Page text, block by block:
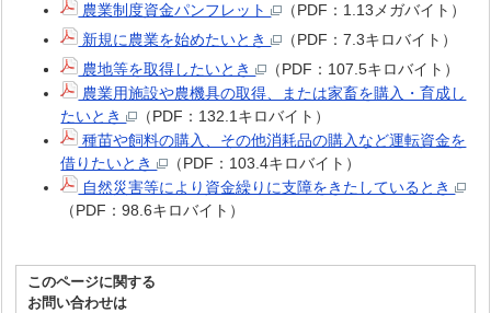
農業制度資金パンフレット
（PDF：1.13メガバイト）
新規に農業を始めたいとき
（PDF：7.3キロバイト）
農地等を取得したいとき
（PDF：107.5キロバイト）
農業用施設や農機具の取得、または家畜を購入・育成し
たいとき
（PDF：132.1キロバイト）
種苗や飼料の購入、その他消耗品の購入など運転資金を
借りたいとき
（PDF：103.4キロバイト）
自然災害等により資金繰りに支障をきたしているとき
（PDF：98.6キロバイト）
このページに関する
お問い合わせは